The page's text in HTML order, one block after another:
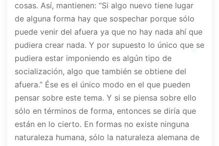
cosas. Así, mantienen: “Si algo nuevo tiene lugar
de alguna forma hay que sospechar porque sólo
puede venir del afuera ya que no hay nada ahí que
pudiera crear nada. Y por supuesto lo único que se
pudiera estar imponiendo es algún tipo de
socialización, algo que también se obtiene del
afuera.” Ése es el único modo en el que pueden
pensar sobre este tema. Y si se piensa sobre ello
sólo en términos de forma, entonces se diría que
están en lo cierto. En formas no existe ninguna
naturaleza humana, sólo la naturaleza alemana de